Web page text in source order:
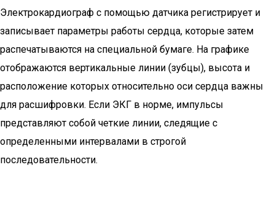
Электрокардиограф с помощью датчика регистрирует и
записывает параметры работы сердца, которые затем
распечатываются на специальной бумаге. На графике
отображаются вертикальные линии (зубцы), высота и
расположение которых относительно оси сердца важны
для расшифровки. Если ЭКГ в норме, импульсы
представляют собой четкие линии, следящие с
определенными интервалами в строгой
последовательности.